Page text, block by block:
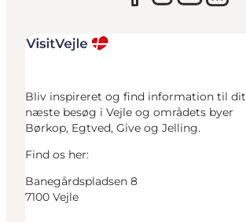
Bliv inspireret og find information til dit
næste besøg i Vejle og områdets byer
Børkop, Egtved, Give og Jelling.
Find os her:
Banegårdspladsen 8
7100 Vejle